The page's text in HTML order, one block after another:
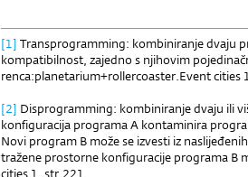
[1] Transprogramming: kombiniranje dvaju
kompatibilnost, zajedno s njihovim
renca:planetarium+rollercoaster.Event cities
[2] Disprogramming: kombiniranje dvaju ili
konfiguracija programa A kontaminira
Novi program B može se izvesti iz
tražene prostorne konfiguracije programa B
cities 1, str.221